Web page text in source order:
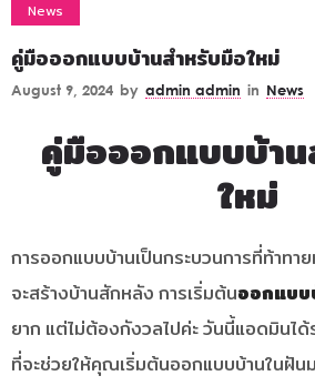
News
คู่มือออกแบบบ้านสำหรับมือใหม่
August 9, 2024 by admin admin in News
คู่มือออกแบบบ้าน
ใหม่
การออกแบบบ้านเป็นกระบวนการที่ท้าท
จะสร้างบ้านสักหลัง การเริ่มต้นออกแบบ
ยาก แต่ไม่ต้องกังวลไปค่ะ วันนี้แอดมินไ
ที่จะช่วยให้คุณเริ่มต้นออกแบบบ้านในฝัน